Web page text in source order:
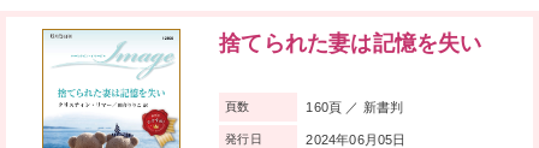
捨てられた妻は記憶を失い
頁数 160頁 ／ 新書判
発行日 2024年06月05日